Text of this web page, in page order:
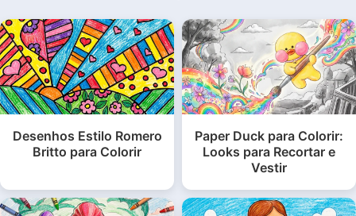
Desenhos Estilo Romero
Britto para Colorir
Paper Duck para Colorir:
Looks para Recortar e
Vestir